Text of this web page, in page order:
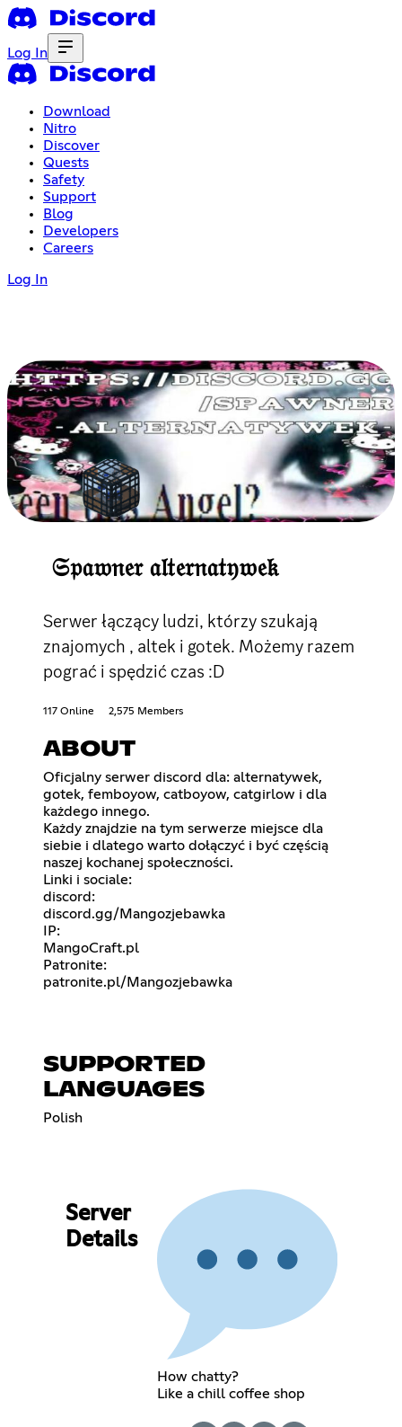
Log In
Download
Nitro
Discover
Quests
Safety
Support
Blog
Developers
Careers
Log In
𝔖𝔭𝔞𝔴𝔫𝔢𝔯 𝔞𝔩𝔱𝔢𝔯𝔫𝔞𝔱𝔶𝔴𝔢𝔨
Serwer łączący ludzi, którzy szukają
znajomych , altek i gotek. Możemy razem
pograć i spędzić czas :D
117 Online 2,575 Members
ABOUT
Oficjalny serwer discord dla: alternatywek,
gotek, femboyow, catboyow, catgirlow i dla
każdego innego.
Każdy znajdzie na tym serwerze miejsce dla
siebie i dlatego warto dołączyć i być częścią
naszej kochanej społeczności.
Linki i sociale:
discord:
discord.gg/Mangozjebawka
IP:
MangoCraft.pl
Patronite:
patronite.pl/Mangozjebawka
SUPPORTED
LANGUAGES
Polish
Server
Details
How chatty?
Like a chill coffee shop